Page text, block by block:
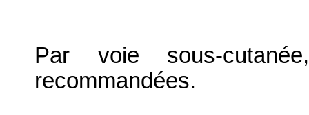
Par voie sous-
recommandées.